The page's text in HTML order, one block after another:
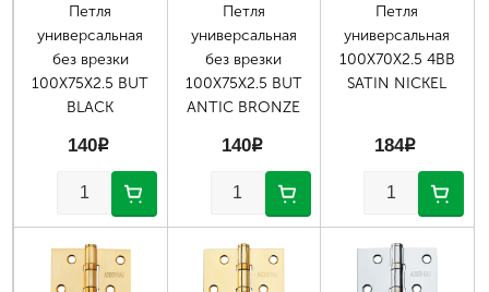
Петля
универсальная
без врезки
100X75X2.5 BUT
BLACK
140p
Петля
универсальная
без врезки
100X75X2.5 BUT
ANTIC BRONZE
140p
Петля
универсальная
100X70X2.5 4BB
SATIN NICKEL
184p
Страницы